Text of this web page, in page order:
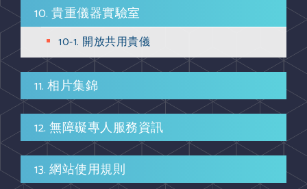
10. 貴重儀器實驗室
10-1. 開放共用貴儀
11. 相片集錦
12. 無障礙專人服務資訊
13. 網站使用規則